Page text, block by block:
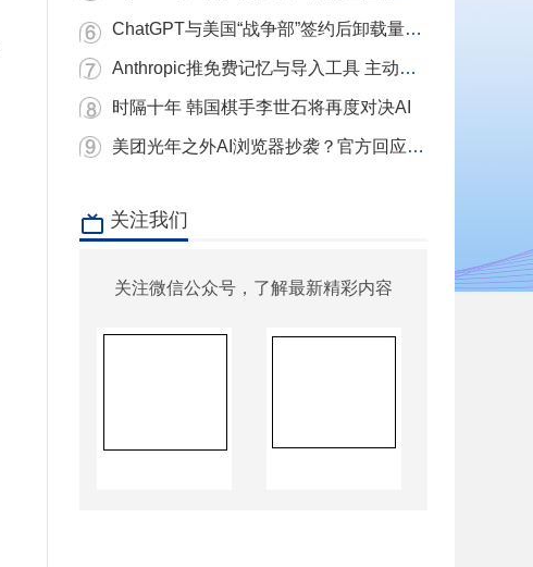
ChatGPT与美国“战争部”签约后卸载量单日激增近三倍 Claude下载量飙升
Anthropic推免费记忆与导入工具 主动挖角ChatGPT用户
时隔十年 韩国棋手李世石将再度对决AI
美团光年之外AI浏览器抄袭？官方回应：充分尊重和理解原作者 已移除相关项目
关注我们
关注微信公众号，了解最新精彩内容